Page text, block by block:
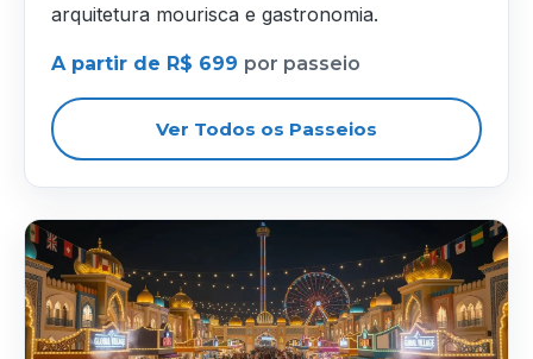
arquitetura mourisca e gastronomia.
A partir de R$ 699 por passeio
Ver Todos os Passeios